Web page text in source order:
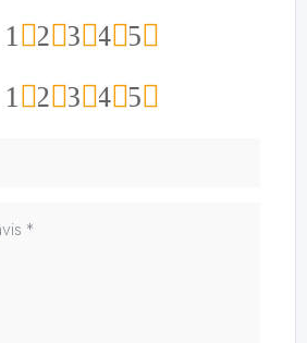
5
4
3
2
1
5
4
3
2
1